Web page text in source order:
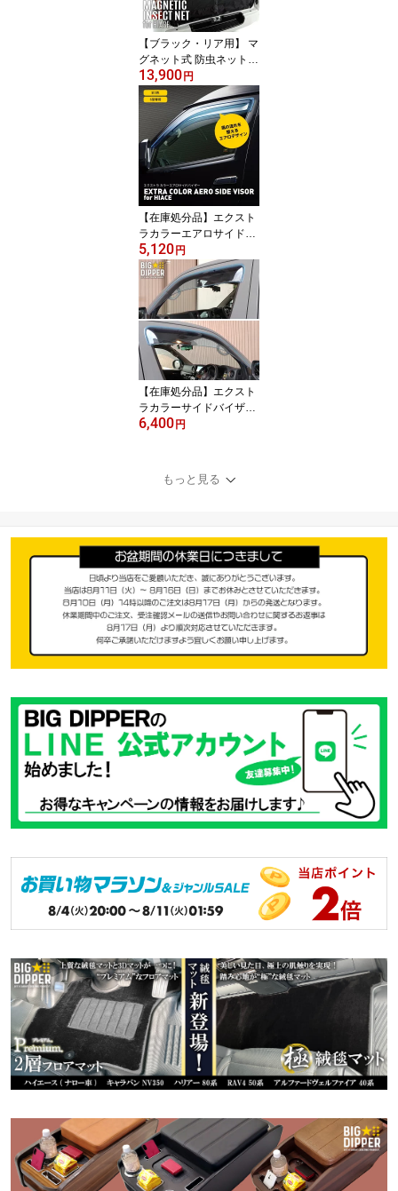
効果
【ブラック・リア用】 マ
グネット式 防虫ネット
ハイエース 200系 1枚 ト
ヨタ バックドア用 車用
防虫ネット 1型〜現行 標
準ボディ標準ルーフ ワイ
ドボディミドルルーフ ド
アの開閉可能車中泊 アウ
トドア かんたん取付
13,900円
【在庫処分品】エクスト
ラカラーエアロサイドバ
イザーforハイエース｜E
XTRACOLORAEROSID
EVISORforHIACE｜6
型〜サイドバイザーかっ
こいいエクステリアパー
ツカーパーツ
5,120円
【在庫処分品】エクスト
ラカラーサイドバイザーf
orキャラバン｜EXTRAC
V350サイドバイザーか
っこいいエクステリアパ
6,400円
もっと見る